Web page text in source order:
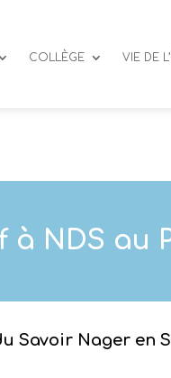
COLLÈGE VIE DE
à NDS au
Savoir Nager en